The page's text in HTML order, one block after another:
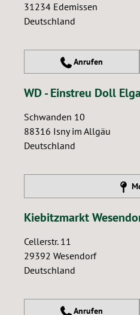
31234 Edemissen
Deutschland
Anrufen
WD - Einstreu Doll
Schwanden 10
88316 Isny im Allgäu
Deutschland
Kiebitzmarkt
Cellerstr. 11
29392 Wesendorf
Deutschland
Anrufen